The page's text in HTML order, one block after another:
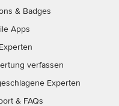
& Badges
Apps
verfassen
Experten
& FAQs